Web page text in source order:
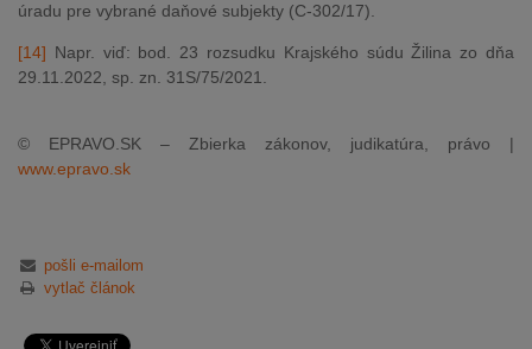
úradu pre vybrané daňové subjekty (C-302/17).
[14] Napr. viď: bod. 23 rozsudku Krajského súdu Žilina zo dňa
29.11.2022, sp. zn. 31S/75/2021.
© EPRAVO.SK – Zbierka zákonov, judikatúra, právo |
www.epravo.sk
pošli e-mailom
vytlač článok